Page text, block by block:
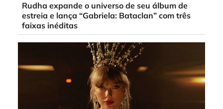
Rudha expande o universo de seu álbum de
estreia e lança “Gabriela: Bataclan” com três
faixas inéditas